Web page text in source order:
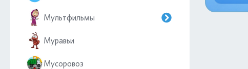
Мультфильмы
Муравьи
Мусоровоз